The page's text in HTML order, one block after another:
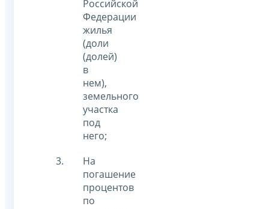
Российской
Федерации
жилья
(доли
(долей)
в
нем),
земельного
участка
под
него;
На
погашение
процентов
по